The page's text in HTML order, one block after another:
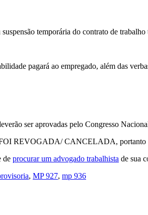
temporária do contrato de
pagará ao empregado, além das
ser aprovadas pelo Congresso
REVOGADA/ CANCELADA, portanto
de procurar um advogado trabalhista de sua
, MP 927, mp 936